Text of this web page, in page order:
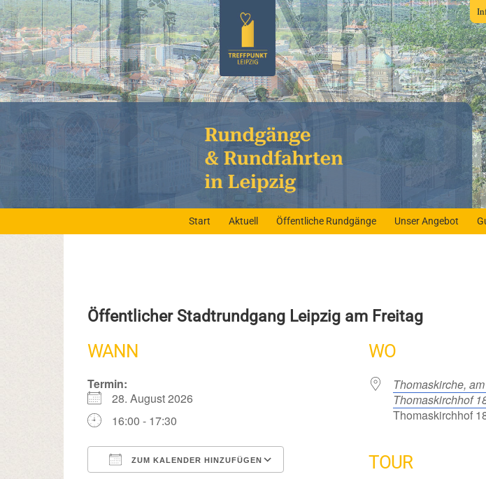
Start Aktuell Öffentliche Rundgänge Unser Angebot
Öffentlicher Stadtrundgang Leipzig am Freitag
WANN
Termin:
28. August 2026
16:00 - 17:30
ZUM KALENDER HINZUFÜGEN
WO
Thomaskirche,
Thomaskirchhof
Thomaskirchhof
TOUR